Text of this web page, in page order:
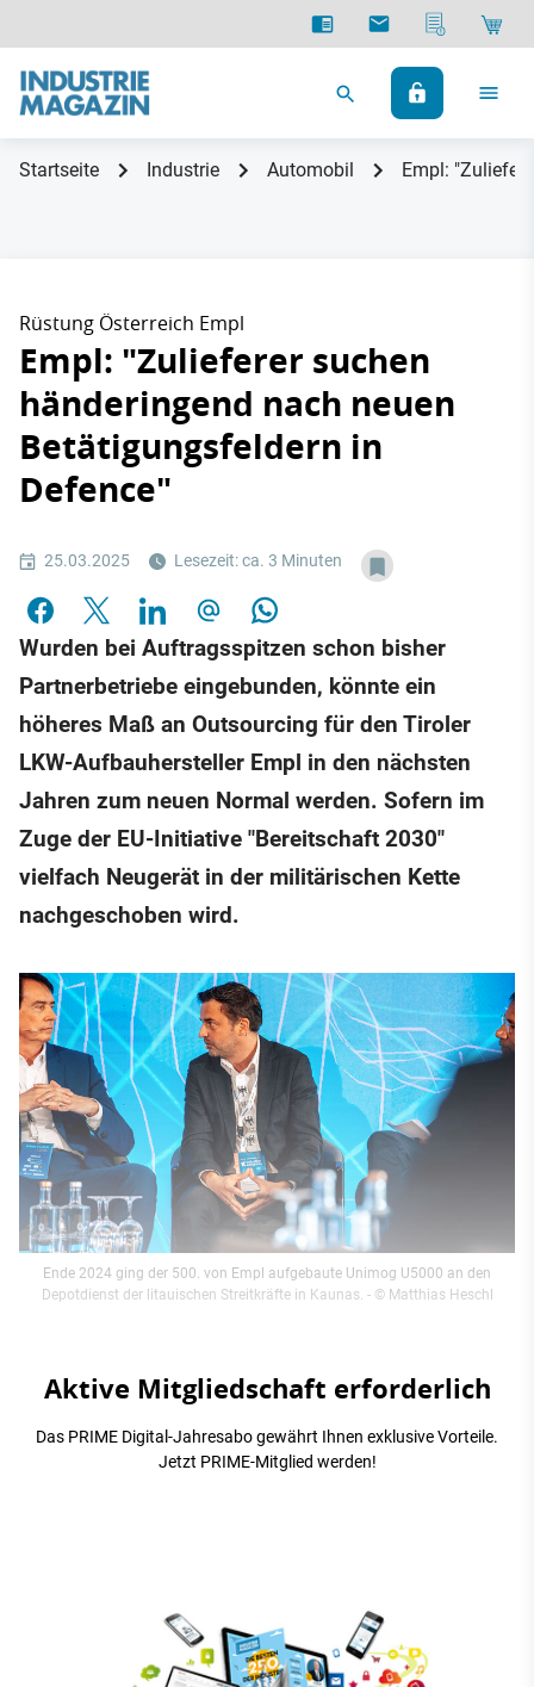
Startseite Industrie Automobil Empl:
Rüstung Österreich Empl
Empl: "Zulieferer suchen
händeringend nach neuen
Betätigungsfeldern in
Defence"
25.03.2025 Lesezeit: ca. 3 Minuten
Wurden bei Auftragsspitzen schon bisher
Partnerbetriebe eingebunden, könnte ein
höheres Maß an Outsourcing für den Tiroler
LKW-Aufbauhersteller Empl in den nächsten
Jahren zum neuen Normal werden. Sofern im
Zuge der EU-Initiative "Bereitschaft 2030"
vielfach Neugerät in der militärischen Kette
nachgeschoben wird.
Ende 2024 ging der 500. von Empl aufgebaute Unimog U5000 an den
Depotdienst der litauischen Streitkräfte in Kaunas. - © Matthias Heschl
Aktive Mitgliedschaft erforderlich
Das PRIME Digital-Jahresabo gewährt Ihnen exklusive Vorteile.
Jetzt PRIME-Mitglied werden!